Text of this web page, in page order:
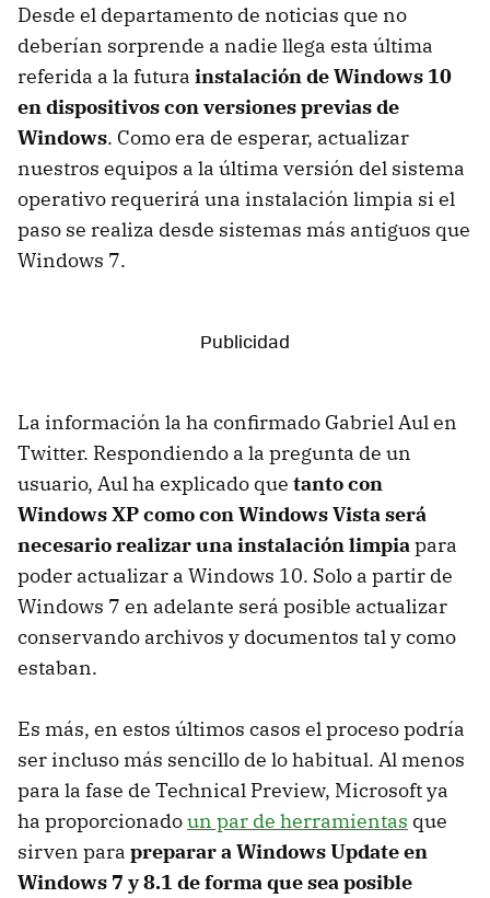
Desde el departamento de noticias que no
deberían sorprende a nadie llega esta última
referida a la futura instalación de Windows 10
en dispositivos con versiones previas de
Windows. Como era de esperar, actualizar
nuestros equipos a la última versión del sistema
operativo requerirá una instalación limpia si el
paso se realiza desde sistemas más antiguos que
Windows 7.
La información la ha confirmado Gabriel Aul en
Twitter. Respondiendo a la pregunta de un
usuario, Aul ha explicado que tanto con
Windows XP como con Windows Vista será
necesario realizar una instalación limpiapara
poder actualizar a Windows 10. Solo a partir de
Windows 7 en adelante será posible actualizar
conservando archivos y documentos tal y como
estaban.
Es más, en estos últimos casos el proceso podría
ser incluso más sencillo de lo habitual. Al menos
para la fase de Technical Preview, Microsoft ya
ha proporcionadoun par de herramientas que
sirven para preparar a Windows Update en
Windows 7 y 8.1 de forma que sea posible